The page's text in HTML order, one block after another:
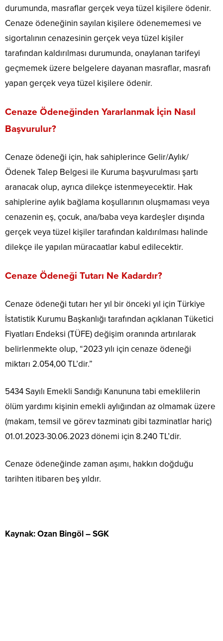
durumunda, masraflar gerçek veya tüzel kişilere ödenir.
Cenaze ödeneğinin sayılan kişilere ödenememesi ve
sigortalının cenazesinin gerçek veya tüzel kişiler
tarafından kaldırılması durumunda, onaylanan tarifeyi
geçmemek üzere belgelere dayanan masraflar, masrafı
yapan gerçek veya tüzel kişilere ödenir.
Cenaze Ödeneğinden Yararlanmak İçin Nasıl
Başvurulur?
Cenaze ödeneği için, hak sahiplerince Gelir/Aylık/
Ödenek Talep Belgesi ile Kuruma başvurulması şartı
aranacak olup, ayrıca dilekçe istenmeyecektir. Hak
sahiplerine aylık bağlama koşullarının oluşmaması veya
cenazenin eş, çocuk, ana/baba veya kardeşler dışında
gerçek veya tüzel kişiler tarafından kaldırılması halinde
dilekçe ile yapılan müracaatlar kabul edilecektir.
Cenaze Ödeneği Tutarı Ne Kadardır?
Cenaze ödeneği tutarı her yıl bir önceki yıl için Türkiye
İstatistik Kurumu Başkanlığı tarafından açıklanan Tüketici
Fiyatları Endeksi (TÜFE) değişim oranında artırılarak
belirlenmekte olup, “2023 yılı için cenaze ödeneği
miktarı 2.054,00 TL’dir.”
5434 Sayılı Emekli Sandığı Kanununa tabi emeklilerin
ölüm yardımı kişinin emekli aylığından az olmamak üzere
(makam, temsil ve görev tazminatı gibi tazminatlar hariç)
01.01.2023-30.06.2023 dönemi için 8.240 TL’dir.
Cenaze ödeneğinde zaman aşımı, hakkın doğduğu
tarihten itibaren beş yıldır.
Kaynak: Ozan Bingöl – SGK